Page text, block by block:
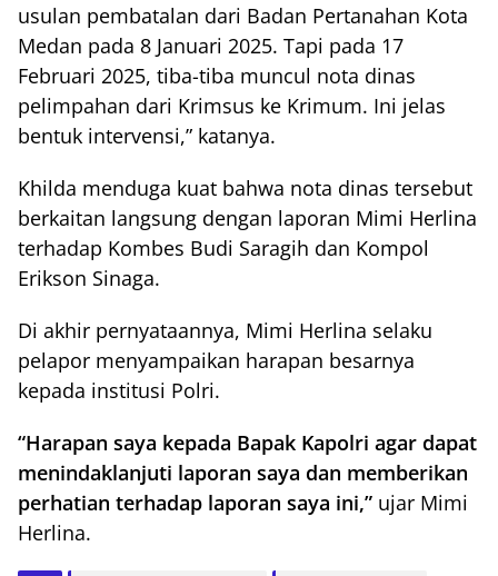
usulan pembatalan dari Badan Pertanahan Kota
Medan pada 8 Januari 2025. Tapi pada 17
Februari 2025, tiba-tiba muncul nota dinas
pelimpahan dari Krimsus ke Krimum. Ini jelas
bentuk intervensi,” katanya.
Khilda menduga kuat bahwa nota dinas tersebut
berkaitan langsung dengan laporan Mimi Herlina
terhadap Kombes Budi Saragih dan Kompol
Erikson Sinaga.
Di akhir pernyataannya, Mimi Herlina selaku
pelapor menyampaikan harapan besarnya
kepada institusi Polri.
“Harapan saya kepada Bapak Kapolri agar dapat
menindaklanjuti laporan saya dan memberikan
perhatian terhadap laporan saya ini,” ujar Mimi
Herlina.